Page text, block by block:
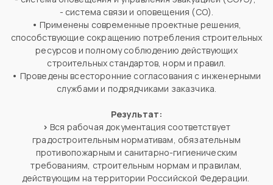
- система связи и оповещения (СО).
• Применены современные проектные решения,
способствующие сокращению потребления строительных
ресурсов и полному соблюдению действующих
строительных стандартов, норм и правил.
• Проведены всесторонние согласования с инженерными
службами и подрядчиками заказчика.
Результат:
> Вся рабочая документация соответствует
градостроительным нормативам, обязательным
противопожарным и санитарно-гигиеническим
требованиям, строительным нормам и правилам,
действующим на территории Российской Федерации.